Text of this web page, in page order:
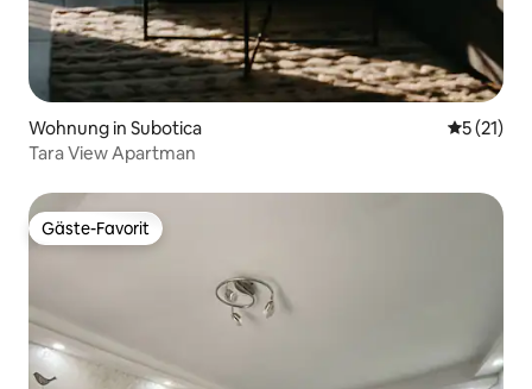
Wohnung in Subotica
5 (21)
Tara View Apartman
Gäste-Favorit
Gäste-Favorit